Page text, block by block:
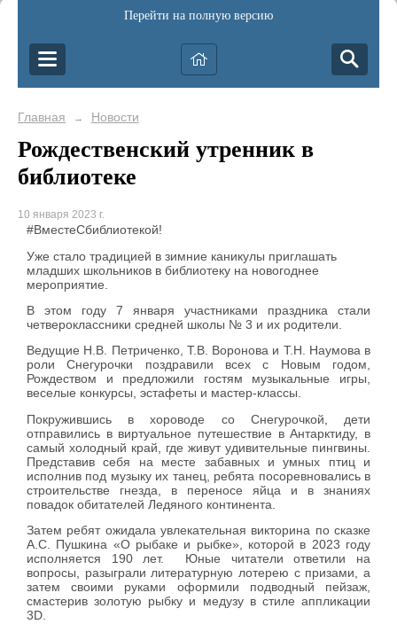
Перейти на полную версию
Главная → Новости
Рождественский утренник в
библиотеке
10 января 2023 г.
#ВместеСбиблиотекой!
Уже стало традицией в зимние каникулы приглашать
младших школьников в библиотеку на новогоднее
мероприятие.
В этом году 7 января участниками праздника стали
четвероклассники средней школы № 3 и их родители.
Ведущие Н.В. Петриченко, Т.В. Воронова и Т.Н. Наумова в
роли Снегурочки поздравили всех с Новым годом,
Рождеством и предложили гостям музыкальные игры,
веселые конкурсы, эстафеты и мастер-классы.
Покружившись в хороводе со Снегурочкой, дети
отправились в виртуальное путешествие в Антарктиду, в
самый холодный край, где живут удивительные пингвины.
Представив себя на месте забавных и умных птиц и
исполнив под музыку их танец, ребята посоревновались в
строительстве гнезда, в переносе яйца и в знаниях
повадок обитателей Ледяного континента.
Затем ребят ожидала увлекательная викторина по сказке
А.С. Пушкина «О рыбаке и рыбке», которой в 2023 году
исполняется 190 лет. Юные читатели ответили на
вопросы, разыграли литературную лотерею с призами, а
затем своими руками оформили подводный пейзаж,
смастерив золотую рыбку и медузу в стиле аппликации
3D.